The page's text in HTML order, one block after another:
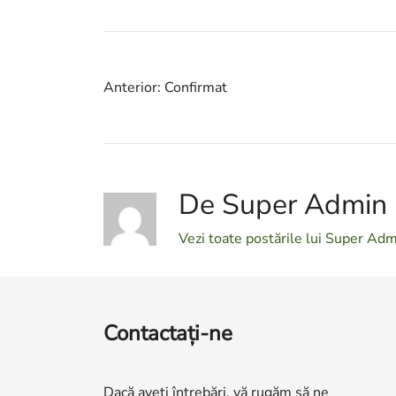
Navigare
articole
Anterior: Confirmat
De Super Admin
Vezi toate postările lui Super
Contactaţi-ne